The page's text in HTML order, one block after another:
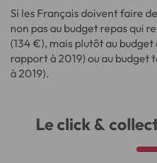
Si les Français doivent faire
non pas au budget repas qui
(134 €), mais plutôt au
rapport à 2019) ou au
à 2019).
Le click &